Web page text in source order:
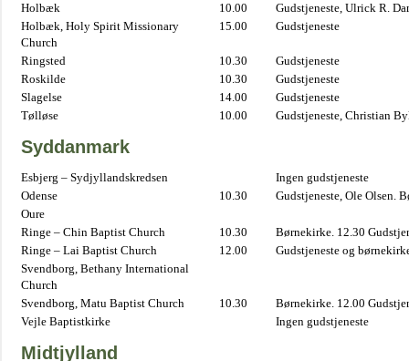
Holbæk 10.00
Gudstjeneste, Ulrick R.
Holbæk, Holy Spirit Missionary
Church
15.00 Gudstjeneste
Ringsted 10.30
Gudstjeneste
Roskilde
10.30
Gudstjeneste
Slagelse
14.00
Gudstjeneste
Tølløse
10.00 Gudstjeneste, Christian
Syddanmark
Esbjerg – Sydjyllandskredsen
Ingen gudstjeneste
Odense
10.30
Gudstjeneste, Ole Olsen.
Oure
Ringe – Chin Baptist Church
10.30
Børnekirke. 12.30
Ringe – Lai Baptist Church
12.00
Gudstjeneste og
Svendborg, Bethany International
Church
Svendborg, Matu Baptist Church
10.30
Børnekirke. 12.00
Vejle Baptistkirke
Ingen gudstjeneste
Midtjylland